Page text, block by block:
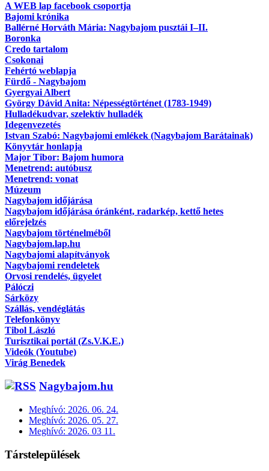
A WEB lap facebook csoportja
Bajomi krónika
Ballérné Horváth Mária: Nagybajom pusztái I–II.
Boronka
Credo tartalom
Csokonai
Fehértó weblapja
Fürdő - Nagybajom
Gyergyai Albert
György Dávid Anita: Népességtörténet (1783-1949)
Hulladékudvar, szelektív hulladék
Idegenvezetés
Istvan Szabó: Nagybajomi emlékek (Nagybajom Barátainak)
Könyvtár honlapja
Major Tibor: Bajom humora
Menetrend: autóbusz
Menetrend: vonat
Múzeum
Nagybajom időjárása
Nagybajom időjárása óránként, radarkép, kettő hetes
előrejelzés
Nagybajom történelméből
Nagybajom.lap.hu
Nagybajomi alapítványok
Nagybajomi rendeletek
Orvosi rendelés, ügyelet
Pálóczi
Sárközy
Szállás, vendéglátás
Telefonkönyv
Tibol László
Turisztikai portál (Zs.V.K.E.)
Videók (Youtube)
Virág Benedek
Nagybajom.hu
Meghívó: 2026. 06. 24.
Meghívó: 2026. 05. 27.
Meghívó: 2026. 03 11.
Társtelepülések